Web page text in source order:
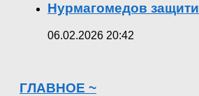
Нурмагомедов
06.02.2026 20:42
ГЛАВНОЕ ~